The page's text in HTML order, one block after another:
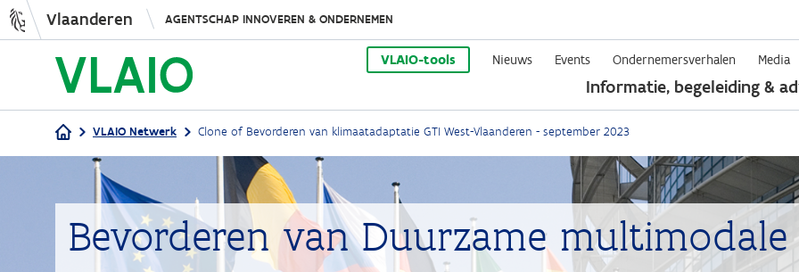
Overslaan
en
naar
de
inhoud
gaan
Vlaanderen AGENTSCHAP INNOVEREN & ONDERNEMEN
VLAIO-tools Nieuws Events Ondernemersverhalen Media
Informatie, begeleiding &
Kruimelpad
VLAIO Netwerk Clone of Bevorderen van klimaatadaptatie GTI West-Vlaanderen - september 2023
Bevorderen van Duurzame